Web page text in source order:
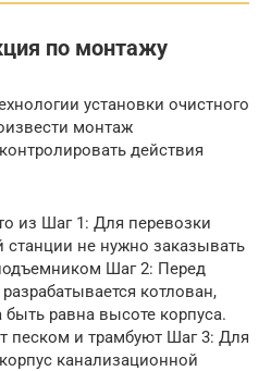
по монтажу
установки очистного
монтаж
действия
из Шаг 1: Для перевозки
станции не нужно заказывать
Шаг 2: Перед
котлован,
равна высоте корпуса.
песком и трамбуют Шаг 3: Для
канализационной